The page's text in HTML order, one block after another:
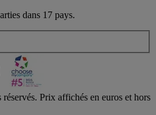
dans 17 pays.
Prix affichés en euros et hors